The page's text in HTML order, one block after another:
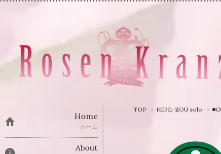
TOP > HIDE-ZOU solo >
Home
ホーム
About